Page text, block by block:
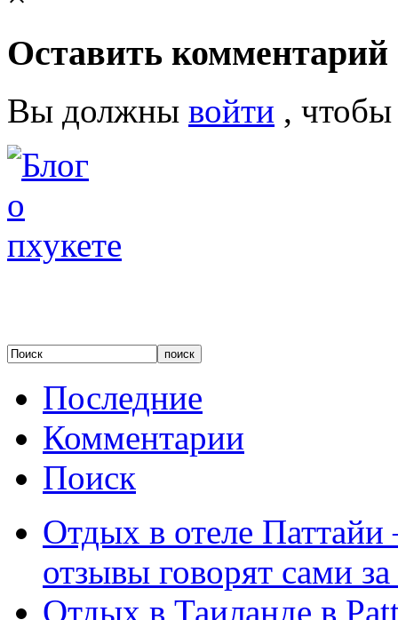
Оставить комментарий
Вы должны войти ,
Последние
Комментарии
Поиск
Отдых в отеле
отзывы говорят сами за
Отдых в Таиланде в